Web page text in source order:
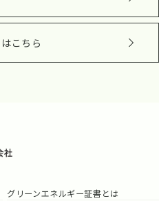
はこちら
グリーンエネルギー証書とは